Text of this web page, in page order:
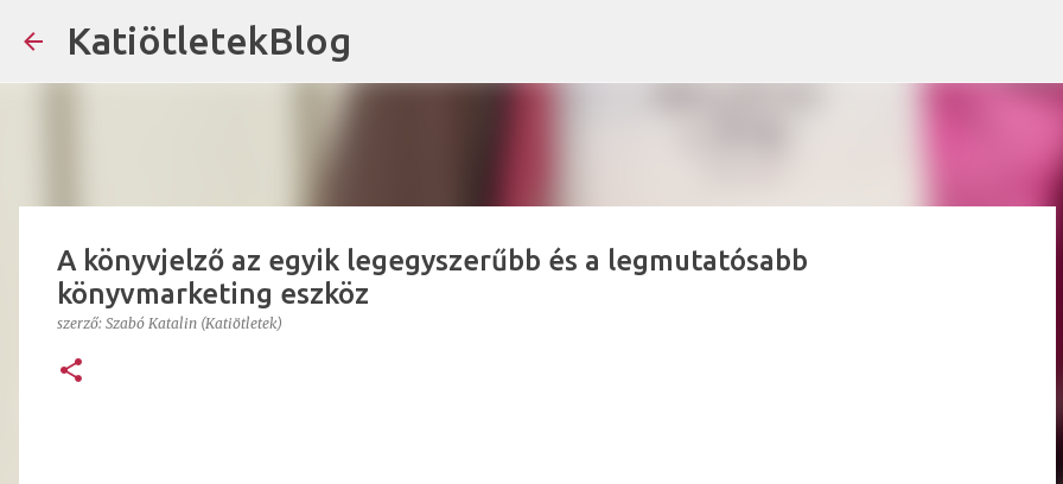
KatiötletekBlog
A könyvjelző az egyik legegyszerűbb és a legmutatósabb
könyvmarketing eszköz
szerző: Szabó Katalin (Katiötletek)